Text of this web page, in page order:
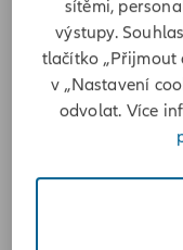
+420731452989
Otevírací doba
Úterý
sítěmi,
výstupy.
tlačítko „Přijmout
v „Nastavení
odvolat. Více